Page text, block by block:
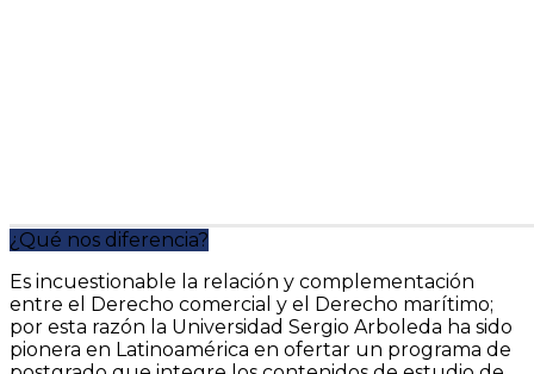
¿Qué nos diferencia?
Es incuestionable la relación y complementación
entre el Derecho comercial y el Derecho marítimo;
por esta razón la Universidad Sergio Arboleda ha sido
pionera en Latinoamérica en ofertar un programa de